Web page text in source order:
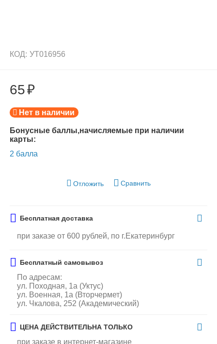
КОД: УТ016956
65₽
Нет в наличии
Бонусные баллы,начисляемые при наличии
карты:
2 балла
Отложить Сравнить
Бесплатная доставка
при заказе от 600 рублей, по г.Екатеринбург
Бесплатный самовывоз
По адресам:
ул. Походная, 1а (Уктус)
ул. Военная, 1а (Вторчермет)
ул. Чкалова, 252 (Академический)
ЦЕНА ДЕЙСТВИТЕЛЬНА ТОЛЬКО
при заказе в интернет-магазине